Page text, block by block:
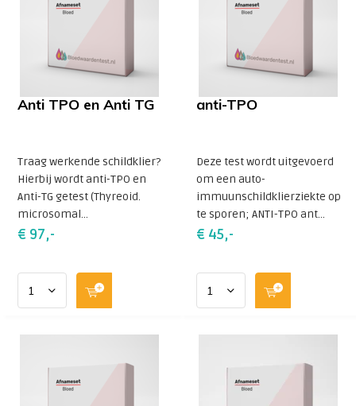
Anti TPO en Anti TG
Traag werkende schildklier?
Hierbij wordt anti-TPO en
Anti-TG getest (Thyreoid.
microsomal...
€ 97,-
anti-TPO
Deze test wordt uitgevoerd
om een auto-
immuunschildklierziekte op
te sporen; ANTI-TPO ant...
€ 45,-